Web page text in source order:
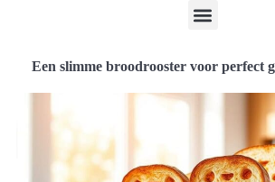
Een slimme broodrooster voor perfect